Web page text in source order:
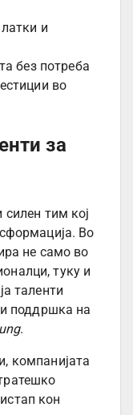
и
без потреба
во
за
силен тим кој
Во
не само во
туку и
таленти
поддршка на
.
компанијата
кон